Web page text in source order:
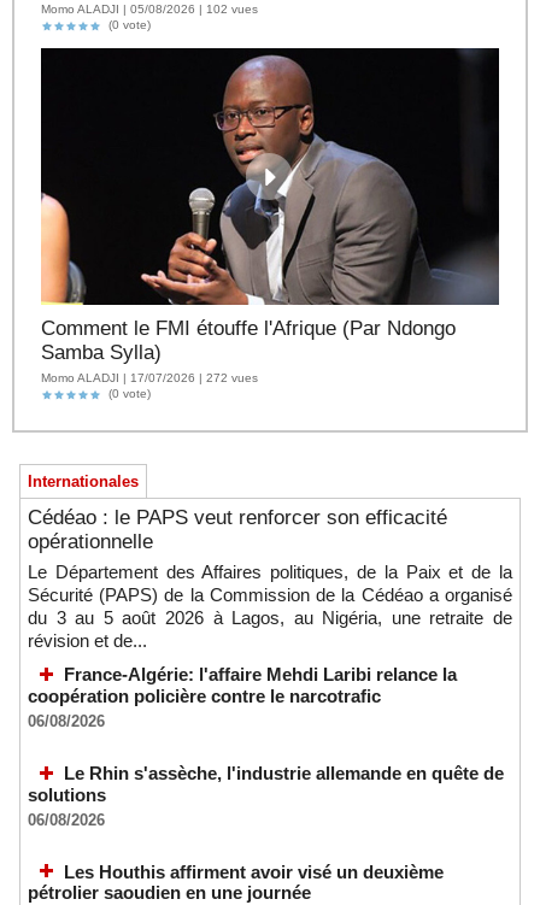
Momo ALADJI | 05/08/2026 | 102 vues
(0 vote)
Comment le FMI étouffe l'Afrique (Par Ndongo
Samba Sylla)
Momo ALADJI | 17/07/2026 | 272 vues
(0 vote)
Internationales
Cédéao : le PAPS veut renforcer son efficacité
opérationnelle
Le Département des Affaires politiques, de la Paix et de la
Sécurité (PAPS) de la Commission de la Cédéao a organisé
du 3 au 5 août 2026 à Lagos, au Nigéria, une retraite de
révision et de...
France-Algérie: l'affaire Mehdi Laribi relance la
coopération policière contre le narcotrafic
06/08/2026
Le Rhin s'assèche, l'industrie allemande en quête de
solutions
06/08/2026
Les Houthis affirment avoir visé un deuxième
pétrolier saoudien en une journée